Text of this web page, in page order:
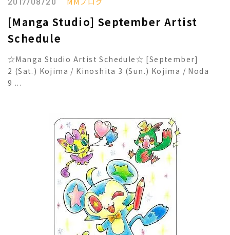
[Manga Studio] September Artist
Schedule
☆Manga Studio Artist Schedule☆ [September]
2 (Sat.) Kojima / Kinoshita 3 (Sun.) Kojima / Noda
9 ...